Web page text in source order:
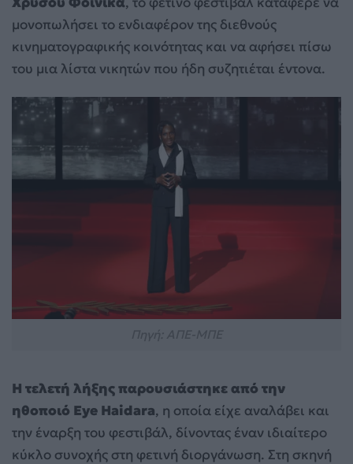
μονοπωλήσει το ενδιαφέρον της διεθνούς
κινηματογραφικής κοινότητας και να αφήσει πίσω
του μια λίστα νικητών που ήδη συζητιέται έντονα.
Η τελετή λήξης παρουσιάστηκε από την
ηθοποιό Eye Haidara, η οποία είχε αναλάβει και
την έναρξη του φεστιβάλ, δίνοντας έναν ιδιαίτερο
κύκλο συνοχής στη φετινή διοργάνωση. Στη σκηνή